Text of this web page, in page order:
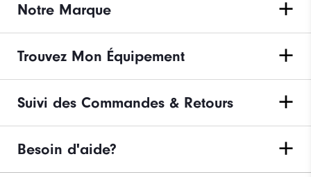
Notre Marque
Trouvez Mon Équipement
Suivi des Commandes & Retours
Besoin d'aide?